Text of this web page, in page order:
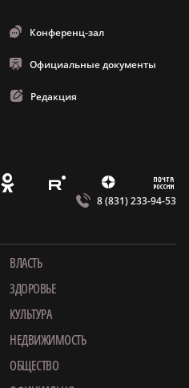
Конференц-зал
Официальные документы
Редакция
O E Z m
8 (831) 233-94-53
ВЛАСТЬ
ЗДОРОВЬЕ
КУЛЬТУРА
НЕДВИЖИМОСТЬ
ОБЩЕСТВО